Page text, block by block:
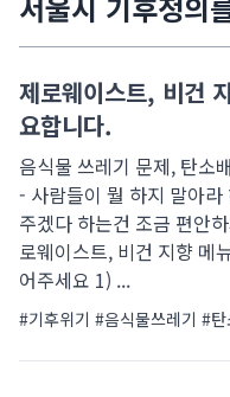
제로웨이스트, 비건
요합니다.
음식물 쓰레기 문제, 탄소
- 사람들이 뭘 하지 말아
주겠다 하는건 조금 편안
로웨이스트, 비건 지향 메
어주세요 1) ...
#기후위기 #음식물쓰레기 #